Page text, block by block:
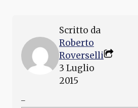
Scritto da
Roberto
Roverselli
3 Luglio
2015